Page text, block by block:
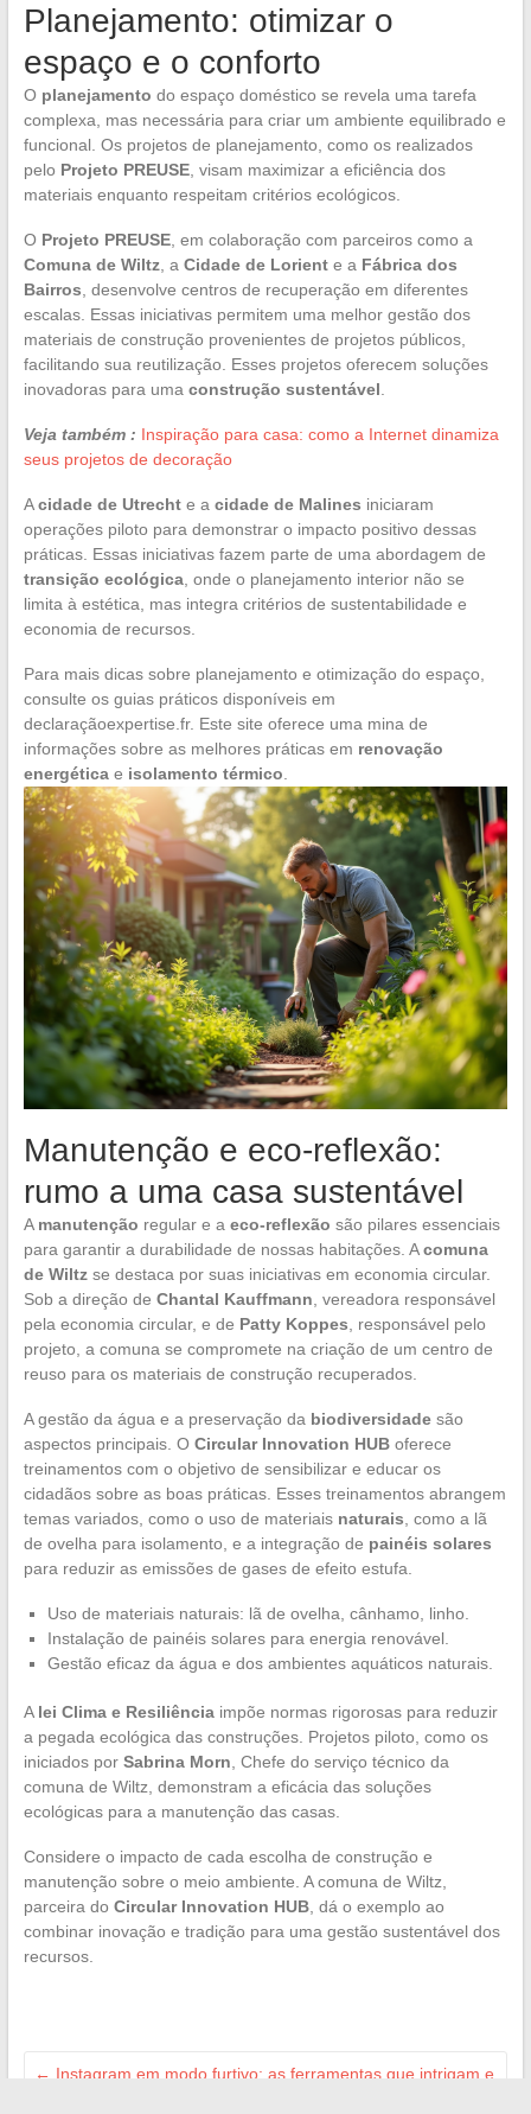
Planejamento: otimizar o
espaço e o conforto
O planejamento do espaço doméstico se revela uma tarefa
complexa, mas necessária para criar um ambiente equilibrado e
funcional. Os projetos de planejamento, como os realizados
pelo Projeto PREUSE, visam maximizar a eficiência dos
materiais enquanto respeitam critérios ecológicos.
O Projeto PREUSE, em colaboração com parceiros como a
Comuna de Wiltz, a Cidade de Loriente a Fábrica dos
Bairros , desenvolve centros de recuperação em diferentes
escalas. Essas iniciativas permitem uma melhor gestão dos
materiais de construção provenientes de projetos públicos,
facilitando sua reutilização. Esses projetos oferecem soluções
inovadoras para uma construção sustentável
Veja também : Inspiração para casa: como a Internet dinamiza
seus projetos de decoração
Acidade de Utrechte a cidade de Malines iniciaram
operações piloto para demonstrar o impacto positivo dessas
práticas. Essas iniciativas fazem parte de uma abordagem de
transição ecológica, onde o planejamento interior não se
limita à estética, mas integra critérios de sustentabilidade e
economia de recursos.
Para mais dicas sobre planejamento e otimização do espaço,
consulte os guias práticos disponíveis em
declaraçãoexpertise.fr. Este site oferece uma mina de
informações sobre as melhores práticas em renovação
energéticae isolamento térmico
Manutenção e eco-reflexão:
rumo a uma casa sustentável
A manutenção regular e a eco-reflexão são pilares essenciais
para garantir a durabilidade de nossas habitações. Acomuna
de Wiltzse destaca por suas iniciativas em economia circular.
Sob a direção de Chantal Kauffmann , vereadora responsável
pela economia circular, e de Patty Koppes , responsável pelo
projeto, a comuna se compromete na criação de um centro de
reuso para os materiais de construção recuperados.
A gestão da água e a preservação da biodiversidadesão
aspectos principais. O Circular Innovation HUBoferece
treinamentos com o objetivo de sensibilizar e educar os
cidadãos sobre as boas práticas. Esses treinamentos abrangem
temas variados, como o uso de materiais naturais , como a lã
de ovelha para isolamento, e a integração de painéis solares
para reduzir as emissões de gases de efeito estufa.
Uso de materiais naturais: lã de ovelha, cânhamo, linho.
Instalação de painéis solares para energia renovável.
Gestão eficaz da água e dos ambientes aquáticos naturais.
A lei Clima e Resiliênciaimpõe normas rigorosas para reduzir
a pegada ecológica das construções. Projetos piloto, como os
iniciados por Sabrina Morn , Chefe do serviço técnico da
comuna de Wiltz, demonstram a eficácia das soluções
ecológicas para a manutenção das casas.
Considere o impacto de cada escolha de construção e
manutenção sobre o meio ambiente. A comuna de Wiltz,
parceira do Circular Innovation HUB, dá o exemplo ao
combinar inovação e tradição para uma gestão sustentável dos
recursos.
← Instagram em modo furtivo: as ferramentas que intrigam e